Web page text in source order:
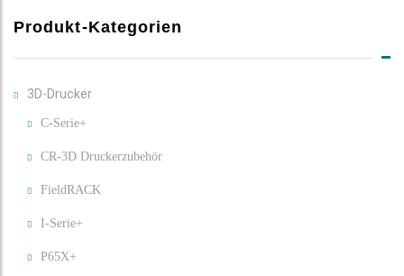
Produkt-Kategorien
3D-Drucker
C-Serie+
CR-3D Druckerzubehör
FieldRACK
I-Serie+
P65X+